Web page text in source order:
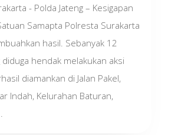
- Polda Jateng – Kesigapan
Samapta Polresta Surakarta
hasil. Sebanyak 12
diduga hendak melakukan aksi
diamankan di Jalan Pakel,
Indah, Kelurahan Baturan,